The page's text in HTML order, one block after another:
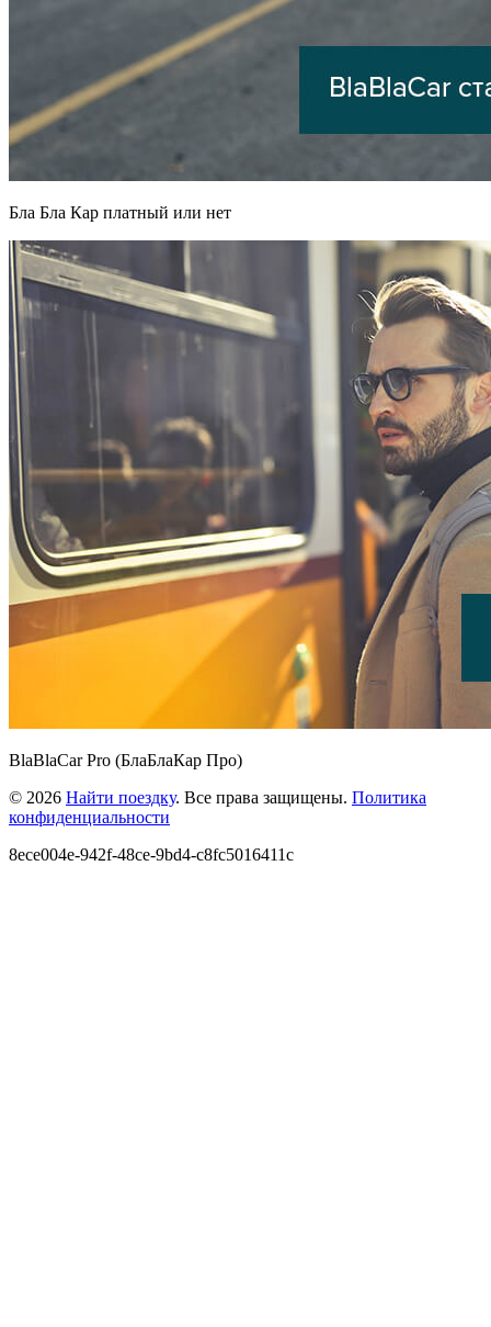
Бла Бла Кар платный или нет
BlaBlaCar Pro (БлаБлаКар Про)
© 2026 Найти поездку. Все права защищены. Политика
конфиденциальности
8ece004e-942f-48ce-9bd4-c8fc5016411c